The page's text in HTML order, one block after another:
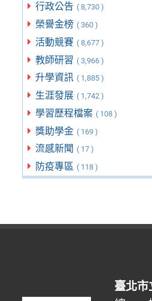
行政公告 ( 8,730 )
榮譽金榜 ( 360 )
活動競賽 ( 8,677 )
教師研習 ( 3,966 )
升學資訊 ( 1,885 )
生涯發展 ( 1,742 )
學習歷程檔案 ( 108 )
獎助學金 ( 169 )
流感新聞 ( 17 )
防疫專區 ( 118 )
臺北市